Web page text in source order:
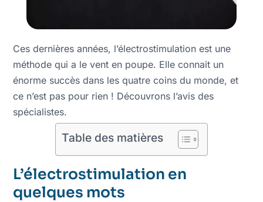
Ces dernières années, l’électrostimulation est une
méthode qui a le vent en poupe. Elle connait un
énorme succès dans les quatre coins du monde, et
ce n’est pas pour rien ! Découvrons l’avis des
spécialistes.
Table des matières
L’électrostimulation en
quelques mots